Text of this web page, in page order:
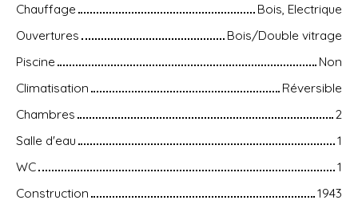
Chauffage
Bois, Electrique
Ouvertures
Bois/Double vitrage
Piscine
Non
Climatisation
Réversible
Chambres
2
Salle d'eau
1
WC
1
Construction
1943